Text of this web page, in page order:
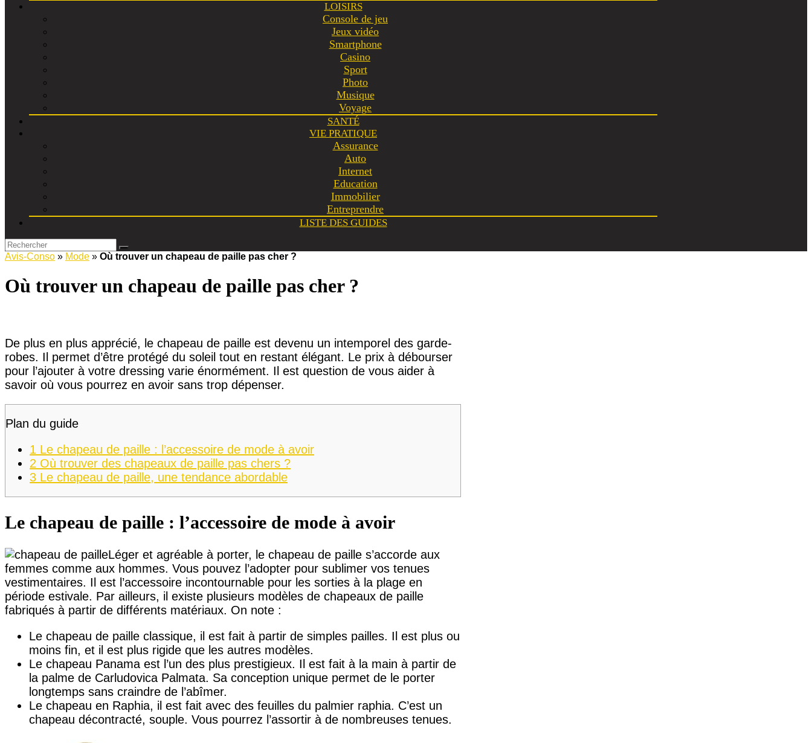
LOISIRS
Console de jeu
Jeux vidéo
Smartphone
Casino
Sport
Photo
Musique
Voyage
SANTÉ
VIE PRATIQUE
Assurance
Auto
Internet
Education
Immobilier
Entreprendre
LISTE DES GUIDES
Avis-Conso » Mode » Où trouver un chapeau de paille pas cher ?
Où trouver un chapeau de paille pas cher ?
De plus en plus apprécié, le chapeau de paille est devenu un intemporel des garde-
robes. Il permet d’être protégé du soleil tout en restant élégant. Le prix à débourser
pour l’ajouter à votre dressing varie énormément. Il est question de vous aider à
savoir où vous pourrez en avoir sans trop dépenser.
Plan du guide
1 Le chapeau de paille : l’accessoire de mode à avoir
2 Où trouver des chapeaux de paille pas chers ?
3 Le chapeau de paille, une tendance abordable
Le chapeau de paille : l’accessoire de mode à avoir
Léger et agréable à porter, le chapeau de paille s’accorde aux
femmes comme aux hommes. Vous pouvez l’adopter pour sublimer vos tenues
vestimentaires. Il est l’accessoire incontournable pour les sorties à la plage en
période estivale. Par ailleurs, il existe plusieurs modèles de chapeaux de paille
fabriqués à partir de différents matériaux. On note :
Le chapeau de paille classique, il est fait à partir de simples pailles. Il est plus ou
moins fin, et il est plus rigide que les autres modèles.
Le chapeau Panama est l’un des plus prestigieux. Il est fait à la main à partir de
la palme de Carludovica Palmata. Sa conception unique permet de le porter
longtemps sans craindre de l’abîmer.
Le chapeau en Raphia, il est fait avec des feuilles du palmier raphia. C’est un
chapeau décontracté, souple. Vous pourrez l’assortir à de nombreuses tenues.